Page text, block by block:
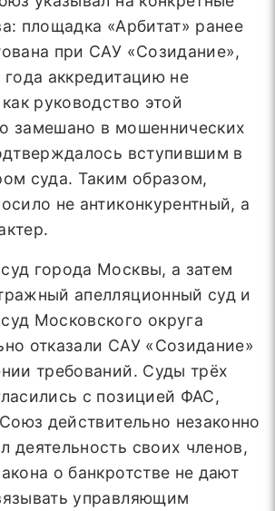
площадка «Арбитат» ранее
при САУ «Созидание»,
аккредитацию не
руководство этой
замешано в мошеннических
вступившим в
суда. Таким образом,
не антиконкурентный, а
города Москвы, а затем
апелляционный суд и
Московского округа
отказали САУ «Созидание»
требований. Суды трёх
с позицией ФАС,
действительно незаконно
деятельность своих членов,
о банкротстве не дают
управляющим